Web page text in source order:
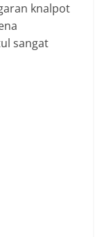
knalpot
sangat